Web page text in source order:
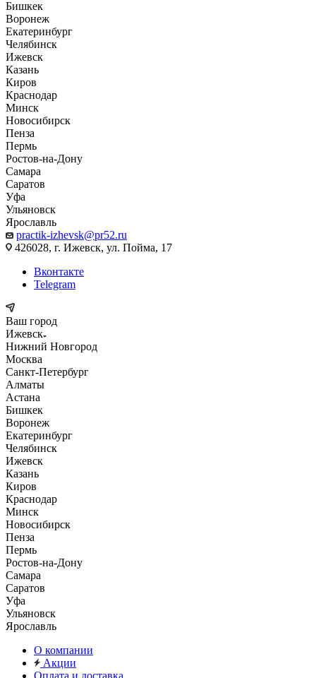
Бишкек
Воронеж
Екатеринбург
Челябинск
Ижевск
Казань
Киров
Краснодар
Минск
Новосибирск
Пенза
Пермь
Ростов-на-Дону
Самара
Саратов
Уфа
Ульяновск
Ярославль
practik-izhevsk@pr52.ru
426028, г. Ижевск, ул. Пойма, 17
Вконтакте
Telegram
Ваш город
Ижевск
Нижний Новгород
Москва
Санкт-Петербург
Алматы
Астана
Бишкек
Воронеж
Екатеринбург
Челябинск
Ижевск
Казань
Киров
Краснодар
Минск
Новосибирск
Пенза
Пермь
Ростов-на-Дону
Самара
Саратов
Уфа
Ульяновск
Ярославль
О компании
Акции
Оплата и доставка